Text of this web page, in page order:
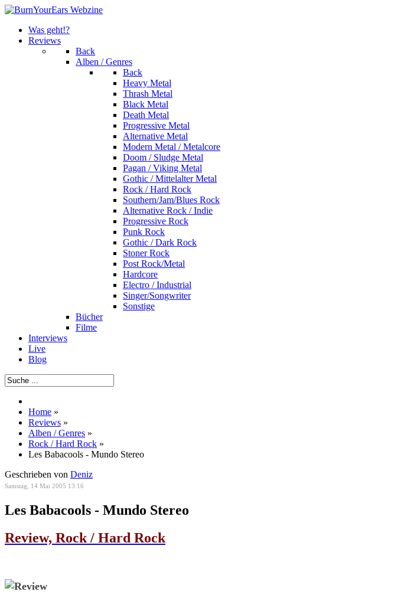
Was geht!?
Reviews
Back
Alben / Genres
Back
Heavy Metal
Thrash Metal
Black Metal
Death Metal
Progressive Metal
Alternative Metal
Modern Metal / Metalcore
Doom / Sludge Metal
Pagan / Viking Metal
Gothic / Mittelalter Metal
Rock / Hard Rock
Southern/Jam/Blues Rock
Alternative Rock / Indie
Progressive Rock
Punk Rock
Gothic / Dark Rock
Stoner Rock
Post Rock/Metal
Hardcore
Electro / Industrial
Singer/Songwriter
Sonstige
Bücher
Filme
Interviews
Live
Blog
Home »
Reviews »
Alben / Genres »
Rock / Hard Rock »
Les Babacools - Mundo Stereo
Geschrieben von Deniz
Samstag, 14 Mai 2005 13:16
Les Babacools - Mundo Stereo
Review, Rock / Hard Rock